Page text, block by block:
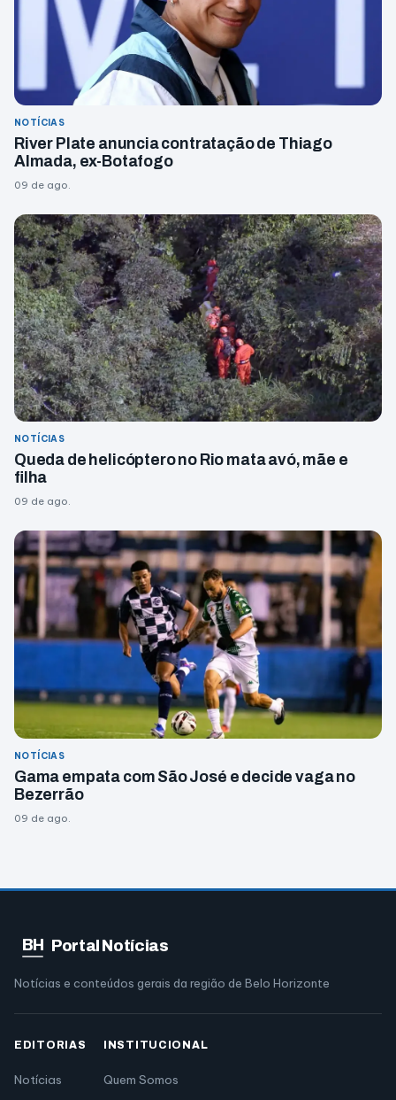
NOTÍCIAS
River Plate anuncia contratação de Thiago
Almada, ex-Botafogo
09 de ago.
NOTÍCIAS
Queda de helicóptero no Rio mata avó, mãe e
filha
09 de ago.
NOTÍCIAS
Gama empata com São José e decide vaga no
Bezerrão
09 de ago.
BH Portal Notícias
Notícias e conteúdos gerais da região de Belo Horizonte
EDITORIAS
Notícias
INSTITUCIONAL
Quem Somos